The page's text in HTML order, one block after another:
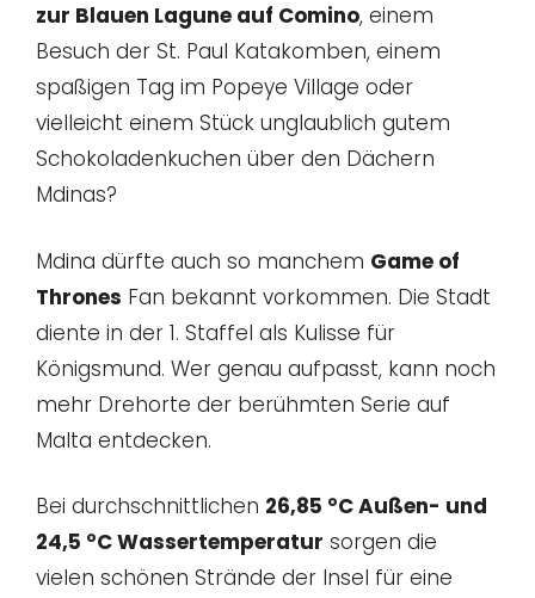
zur Blauen Lagune auf Comino, einem
Besuch der St. Paul Katakomben, einem
spaßigen Tag im Popeye Village oder
vielleicht einem Stück unglaublich gutem
Schokoladenkuchen über den Dächern
Mdinas?
Mdina dürfte auch so manchem Game of
Thrones Fan bekannt vorkommen. Die Stadt
diente in der 1. Staffel als Kulisse für
Königsmund. Wer genau aufpasst, kann noch
mehr Drehorte der berühmten Serie auf
Malta entdecken.
Bei durchschnittlichen 26,85 °C Außen- und
24,5 °C Wassertemperatur sorgen die
vielen schönen Strände der Insel für eine